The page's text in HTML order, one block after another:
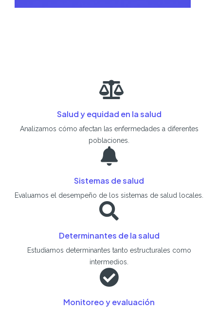
Salud y equidad en la salud
Analizamos cómo afectan las enfermedades a diferentes
poblaciones.
Sistemas de salud
Evaluamos el desempeño de los sistemas de salud locales.
Determinantes de la salud
Estudiamos determinantes tanto estructurales como
intermedios.
Monitoreo y evaluación